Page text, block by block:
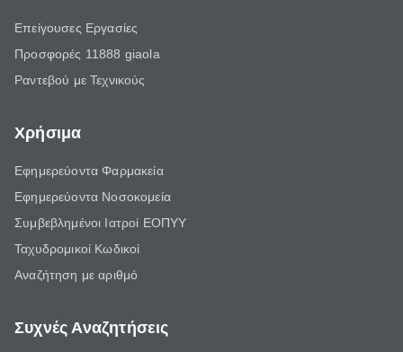
Επείγουσες Εργασίες
Προσφορές 11888 giaola
Ραντεβού με Τεχνικούς
Χρήσιμα
Εφημερεύοντα Φαρμακεία
Εφημερεύοντα Νοσοκομεία
Συμβεβλημένοι Ιατροί ΕΟΠΥΥ
Ταχυδρομικοί Κωδικοί
Αναζήτηση με αριθμό
Συχνές Αναζητήσεις